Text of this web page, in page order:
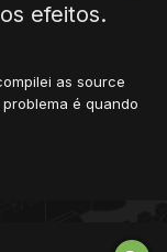
efeitos.
as source
é quando
source? Se